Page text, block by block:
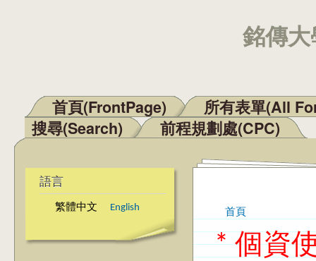
銘傳
主選單
首頁(FrontPage)
所有表單(All
搜尋(Search)
前程規劃處(CPC)
語言
繁體中文 English
您在這裡
首頁
* 個資